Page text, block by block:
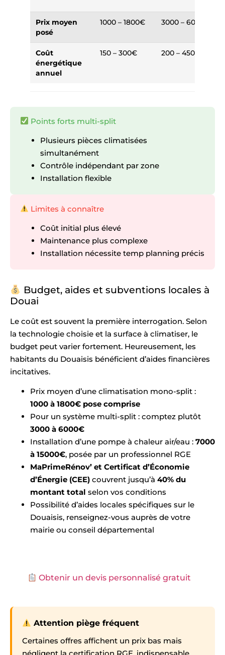
Prix moyen
posé
1000 – 1800€ 3000 – 6000€
Coût
énergétique
annuel
150 – 300€ 200 – 450€
Points forts multi-split
Plusieurs pièces climatisées
simultanément
Contrôle indépendant par zone
Installation flexible
Limites à connaître
Coût initial plus élevé
Maintenance plus complexe
Installation nécessite temp planning précis
Budget, aides et subventions locales à
Douai
Le coût est souvent la première interrogation. Selon
la technologie choisie et la surface à climatiser, le
budget peut varier fortement. Heureusement, les
habitants du Douaisis bénéficient d’aides financières
incitatives.
Prix moyen d’une climatisation mono-split :
1000 à 1800€ pose comprise
Pour un système multi-split : comptez plutôt
3000 à 6000€
Installation d’une pompe à chaleur air/eau : 7000
à 15000€, posée par un professionnel RGE
MaPrimeRénov’ et Certificat d’Économie
d’Énergie (CEE) couvrent jusqu’à 40% du
montant total selon vos conditions
Possibilité d’aides locales spécifiques sur le
Douaisis, renseignez-vous auprès de votre
mairie ou conseil départemental
Obtenir un devis personnalisé gratuit
Attention piège fréquent
Certaines offres affichent un prix bas mais